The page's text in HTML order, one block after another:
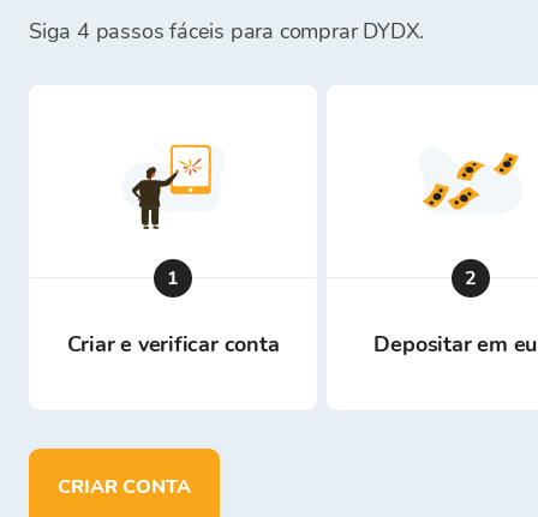
Siga 4 passos fáceis para comprar DYDX.
1
Criar e verificar conta
2
Depositar em
CRIAR CONTA